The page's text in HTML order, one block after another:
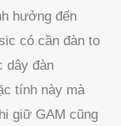
hưởng đến
có cần đàn to
dây đàn
tính này mà
giữ GAM cũng